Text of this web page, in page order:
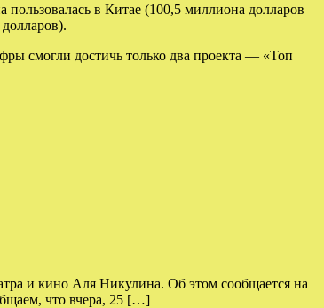
в Китае (100,5 миллиона долларов
смогли достичь только два проекта — «Топ
и кино Аля Никулина. Об этом сообщается на
что вчера, 25 […]